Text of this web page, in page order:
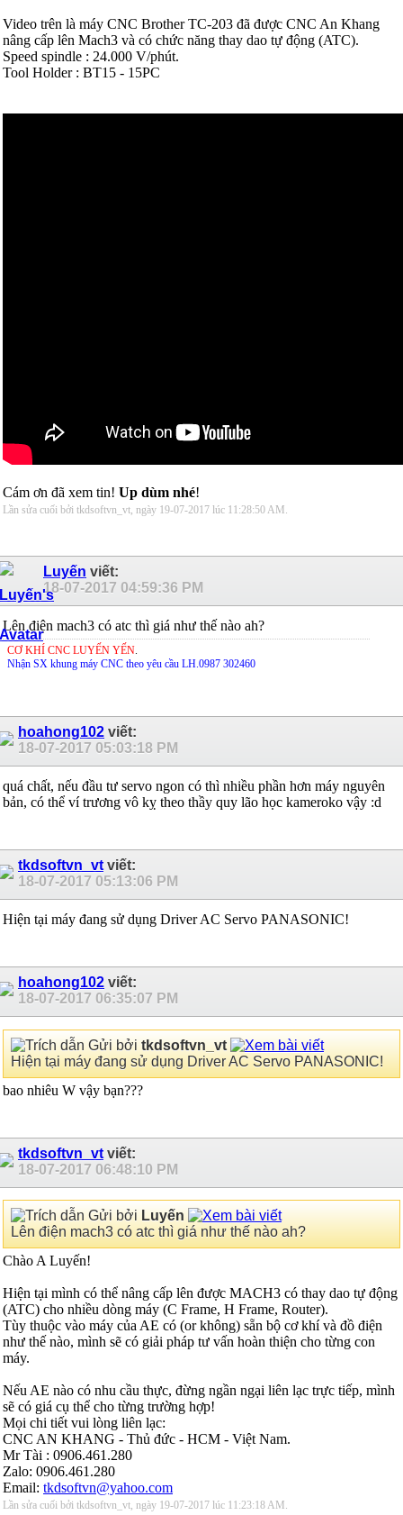
Video trên là máy CNC Brother TC-203 đã được CNC An Khang
nâng cấp lên Mach3 và có chức năng thay dao tự động (ATC).
Speed spindle : 24.000 V/phút.
Tool Holder : BT15 - 15PC
Cám ơn đã xem tin! Up dùm nhé!
Lần sửa cuối bởi tkdsoftvn_vt, ngày 19-07-2017 lúc 11:28:50 AM .
Luyến viết:
18-07-2017 04:59:36 PM
Lên điện mach3 có atc thì giá như thế nào ah?
CƠ KHÍ CNC LUYẾN YẾN
Nhận SX khung máy CNC theo yêu cầu LH.0987 302460
hoahong102 viết:
18-07-2017 05:03:18 PM
quá chất, nếu đầu tư servo ngon có thì nhiều phần hơn máy nguyên
bản, có thể ví trương vô kỵ theo thầy quy lão học kameroko vậy :d
tkdsoftvn_vt viết:
18-07-2017 05:13:06 PM
Hiện tại máy đang sử dụng Driver AC Servo PANASONIC!
hoahong102 viết:
18-07-2017 06:35:07 PM
Gửi bởi tkdsoftvn_vt
Hiện tại máy đang sử dụng Driver AC Servo PANASONIC!
bao nhiêu W vậy bạn???
tkdsoftvn_vt viết:
18-07-2017 06:48:10 PM
Gửi bởi Luyến
Lên điện mach3 có atc thì giá như thế nào ah?
Chào A Luyến!
Hiện tại mình có thể nâng cấp lên được MACH3 có thay dao tự động
(ATC) cho nhiều dòng máy (C Frame, H Frame, Router).
Tùy thuộc vào máy của AE có (or không) sẵn bộ cơ khí và đồ điện
như thế nào, mình sẽ có giải pháp tư vấn hoàn thiện cho từng con
máy.
Nếu AE nào có nhu cầu thực, đừng ngần ngại liên lạc trực tiếp, mình
sẽ có giá cụ thể cho từng trường hợp!
Mọi chi tiết vui lòng liên lạc:
CNC AN KHANG - Thủ đức - HCM - Việt Nam.
Mr Tài : 0906.461.280
Zalo: 0906.461.280
Email: tkdsoftvn@yahoo.com
Lần sửa cuối bởi tkdsoftvn_vt, ngày 19-07-2017 lúc 11:23:18 AM .